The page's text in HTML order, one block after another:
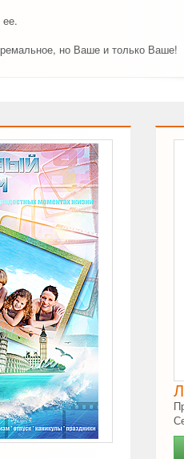
но Ваше и только Ваше!